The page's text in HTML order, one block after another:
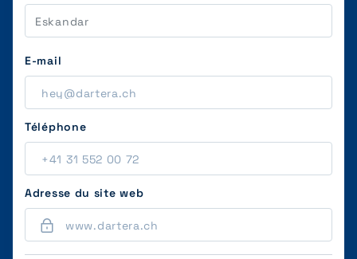
E-mail
Téléphone
Adresse du site web